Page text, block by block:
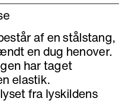
af en stålstang,
en dug henover.
har taget
elastik.
fra lyskildens